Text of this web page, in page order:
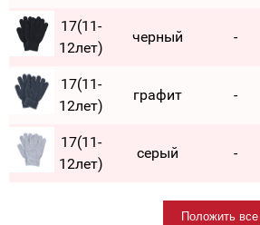
17(11-
12лет)
черный -
17(11-
12лет)
графит -
17(11-
12лет)
серый -
Положить